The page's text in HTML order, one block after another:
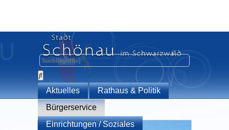
Aktuelles
Rathaus & Politik
Bürgerservice
Einrichtungen / Soziales